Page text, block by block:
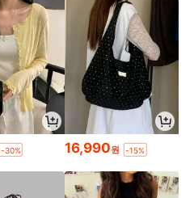
-30% 16,990원 -15%